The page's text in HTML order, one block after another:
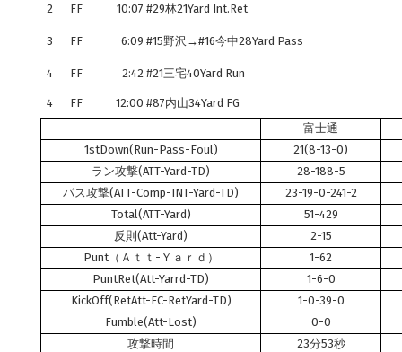
2 FF 10:07 #29林21Yard Int.Ret
3 FF 6:09 #15野沢→#16今中28Yard Pass
4 FF 2:42 #21三宅40Yard Run
4 FF 12:00 #87内山34Yard FG
富士通
1stDown(Run-Pass-Foul)
21(8-13-0)
ラン攻撃(ATT-Yard-TD)
28-188-5
パス攻撃(ATT-Comp-INT-Yard-TD)
23-19-0-241-2
Total(ATT-Yard)
51-429
反則(Att-Yard)
2-15
Punt（Ａｔｔ-Ｙａｒｄ）
1-62
PuntRet(Att-Yarrd-TD)
1-6-0
KickOff(RetAtt-FC-RetYard-TD)
1-0-39-0
Fumble(Att-Lost)
0-0
攻撃時間
23分53秒